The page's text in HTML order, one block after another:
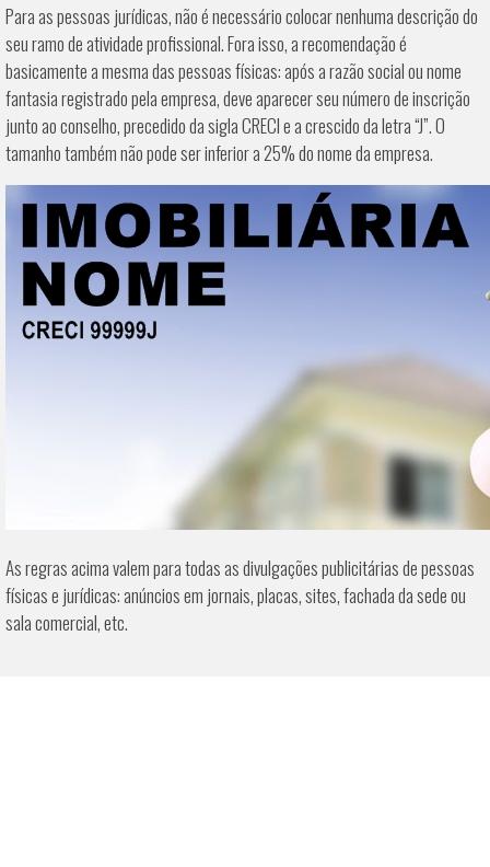
Para as pessoas jurídicas, não é necessário colocar nenhuma descrição do
seu ramo de atividade profissional. Fora isso, a recomendação é
basicamente a mesma das pessoas físicas: após a razão social ou nome
fantasia registrado pela empresa, deve aparecer seu número de inscrição
junto ao conselho, precedido da sigla CRECI e a crescido da letra “J”. O
tamanho também não pode ser inferior a 25% do nome da empresa.
As regras acima valem para todas as divulgações publicitárias de pessoas
físicas e jurídicas: anúncios em jornais, placas, sites, fachada da sede ou
sala comercial, etc.